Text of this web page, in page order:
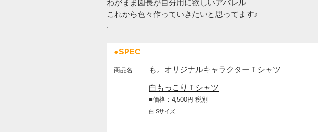
わがまま園長が自分用に欲しいアパレル
これから色々作っていきたいと思ってます♪
.
●SPEC
商品名 も。オリジナルキャラクターＴシャツ
白もっこりＴシャツ
■価格：4,500円 税別
白 Sサイズ